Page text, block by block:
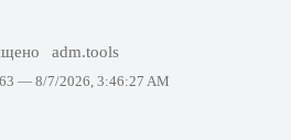
adm.tools
— 8/7/2026, 3:46:27 AM